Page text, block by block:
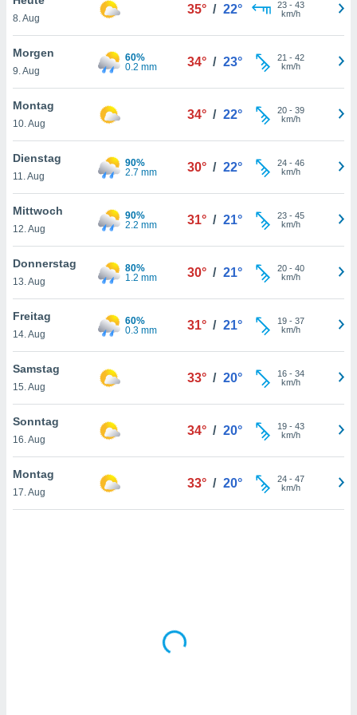
oder
Partner
es uns
das
der
Profil zu
Ihnen
finden
. Sie
jederzeit
Rand
8. Aug
35° / 22° 23- 43
km/h
Morgen
9. Aug
60%
0.2 mm
34° / 23° 21 - 42
km/h
Montag
10. Aug
34° / 22° 20- 39
km/h
Dienstag
11. Aug
90%
2.7 mm
30° / 22° 24- 46
km/h
Mittwoch
12. Aug
90%
2.2 mm
31° / 21° 23- 45
km/h
Donnerstag
13. Aug
80%
1.2 mm
30° / 21° 20- 40
km/h
Freitag
14. Aug
60%
0.3 mm
31° / 21° 19- 37
km/h
Samstag
15. Aug
33° / 20° 16- 34
km/h
Sonntag
16. Aug
34° / 20° 19- 43
km/h
Montag
17. Aug
33° / 20° 24- 47
km/h